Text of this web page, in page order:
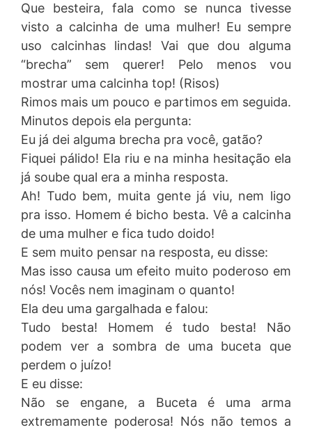
Que besteira, fala como se nunca tivesse
visto a calcinha de uma mulher! Eu sempre
uso calcinhas lindas! Vai que dou alguma
“brecha” sem querer! Pelo menos vou
mostrar uma calcinha top! (Risos)
Rimos mais um pouco e partimos em seguida.
Minutos depois ela pergunta:
Eu já dei alguma brecha pra você, gatão?
Fiquei pálido! Ela riu e na minha hesitação ela
já soube qual era a minha resposta.
Ah! Tudo bem, muita gente já viu, nem ligo
pra isso. Homem é bicho besta. Vê a calcinha
de uma mulher e fica tudo doido!
E sem muito pensar na resposta, eu disse:
Mas isso causa um efeito muito poderoso em
nós! Vocês nem imaginam o quanto!
Ela deu uma gargalhada e falou:
Tudo besta! Homem é tudo besta! Não
podem ver a sombra de uma buceta que
perdem o juízo!
E eu disse:
Não se engane, a Buceta é uma arma
extremamente poderosa! Nós não temos a